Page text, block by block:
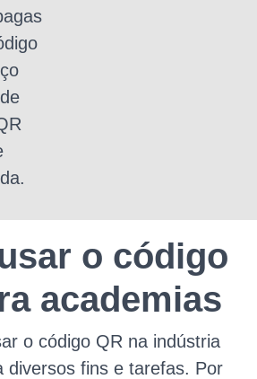
o código
academias
o código QR na indústria
diversos fins e tarefas. Por